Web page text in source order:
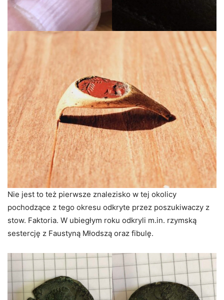
Nie jest to też pierwsze znalezisko w tej okolicy
pochodzące z tego okresu odkryte przez poszukiwaczy z
stow. Faktoria. W ubiegłym roku odkryli m.in. rzymską
sestercję z Faustyną Młodszą oraz fibulę.